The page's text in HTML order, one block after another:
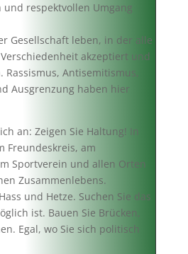
respektvollen Umgang
Gesellschaft leben, in der alle
akzeptiert und
Rassismus, Antisemitismus,
Ausgrenzung haben hier
an: Zeigen Sie Haltung! In
Freundeskreis, am
Sportverein und allen Orten
Zusammenlebens.
und Hetze. Suchen Sie das
ist. Bauen Sie Brücken,
Egal, wo Sie sich politisch